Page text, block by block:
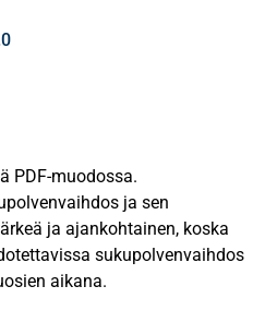
PDF-muodossa.
ja sen
ja ajankohtainen, koska
sukupolvenvaihdos
aikana.